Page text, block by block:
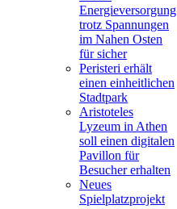
Energieversorgung
trotz Spannungen
im Nahen Osten
für sicher
Peristeri erhält
einen einheitlichen
Stadtpark
Aristoteles
Lyzeum in Athen
soll einen digitalen
Pavillon für
Besucher erhalten
Neues
Spielplatzprojekt